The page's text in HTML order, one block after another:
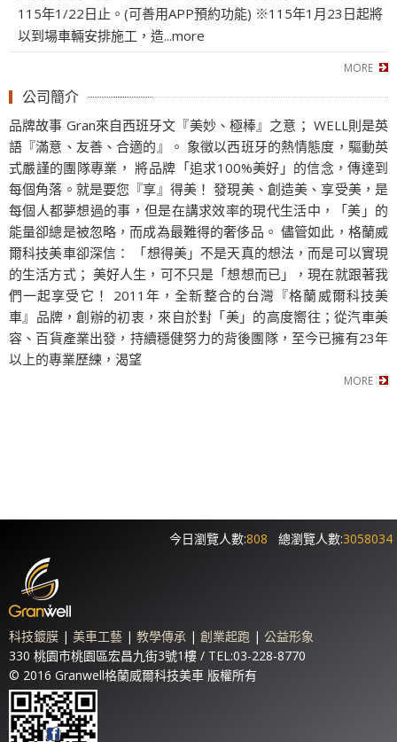
115年1/22日止。(可善用APP預約功能) ※115年1月23日起將
以到場車輛安排施工，造...more
公司簡介
品牌故事 Gran來自西班牙文『美妙、極棒』之意； WELL則是英
語『滿意、友善、合適的』。 象徵以西班牙的熱情態度，驅動英
式嚴謹的團隊專業， 將品牌「追求100%美好」的信念，傳達到
每個角落。就是要您『享』得美！ 發現美、創造美、享受美，是
每個人都夢想過的事，但是在講求效率的現代生活中，「美」的
能量卻總是被忽略，而成為最難得的奢侈品。 儘管如此，格蘭威
爾科技美車卻深信： 「想得美」不是天真的想法，而是可以實現
的生活方式； 美好人生，可不只是「想想而已」，現在就跟著我
們一起享受它！ 2011年，全新整合的台灣『格蘭威爾科技美
車』品牌，創辦的初衷，來自於對「美」的高度嚮往；從汽車美
容、百貨產業出發，持續穩健努力的背後團隊，至今已擁有23年
以上的專業歷練，渴望
今日瀏覽人數:808 總瀏覽人數:3058034
科技鍍膜 | 美車工藝 | 教學傳承 | 創業起跑 | 公益形象
330 桃園市桃園區宏昌九街3號1樓 / TEL:03-228-8770
© 2016 Granwell格蘭威爾科技美車 版權所有